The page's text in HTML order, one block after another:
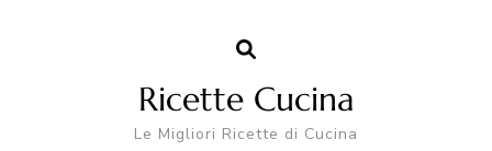
Ricette Cucina
Le Migliori Ricette di Cucina